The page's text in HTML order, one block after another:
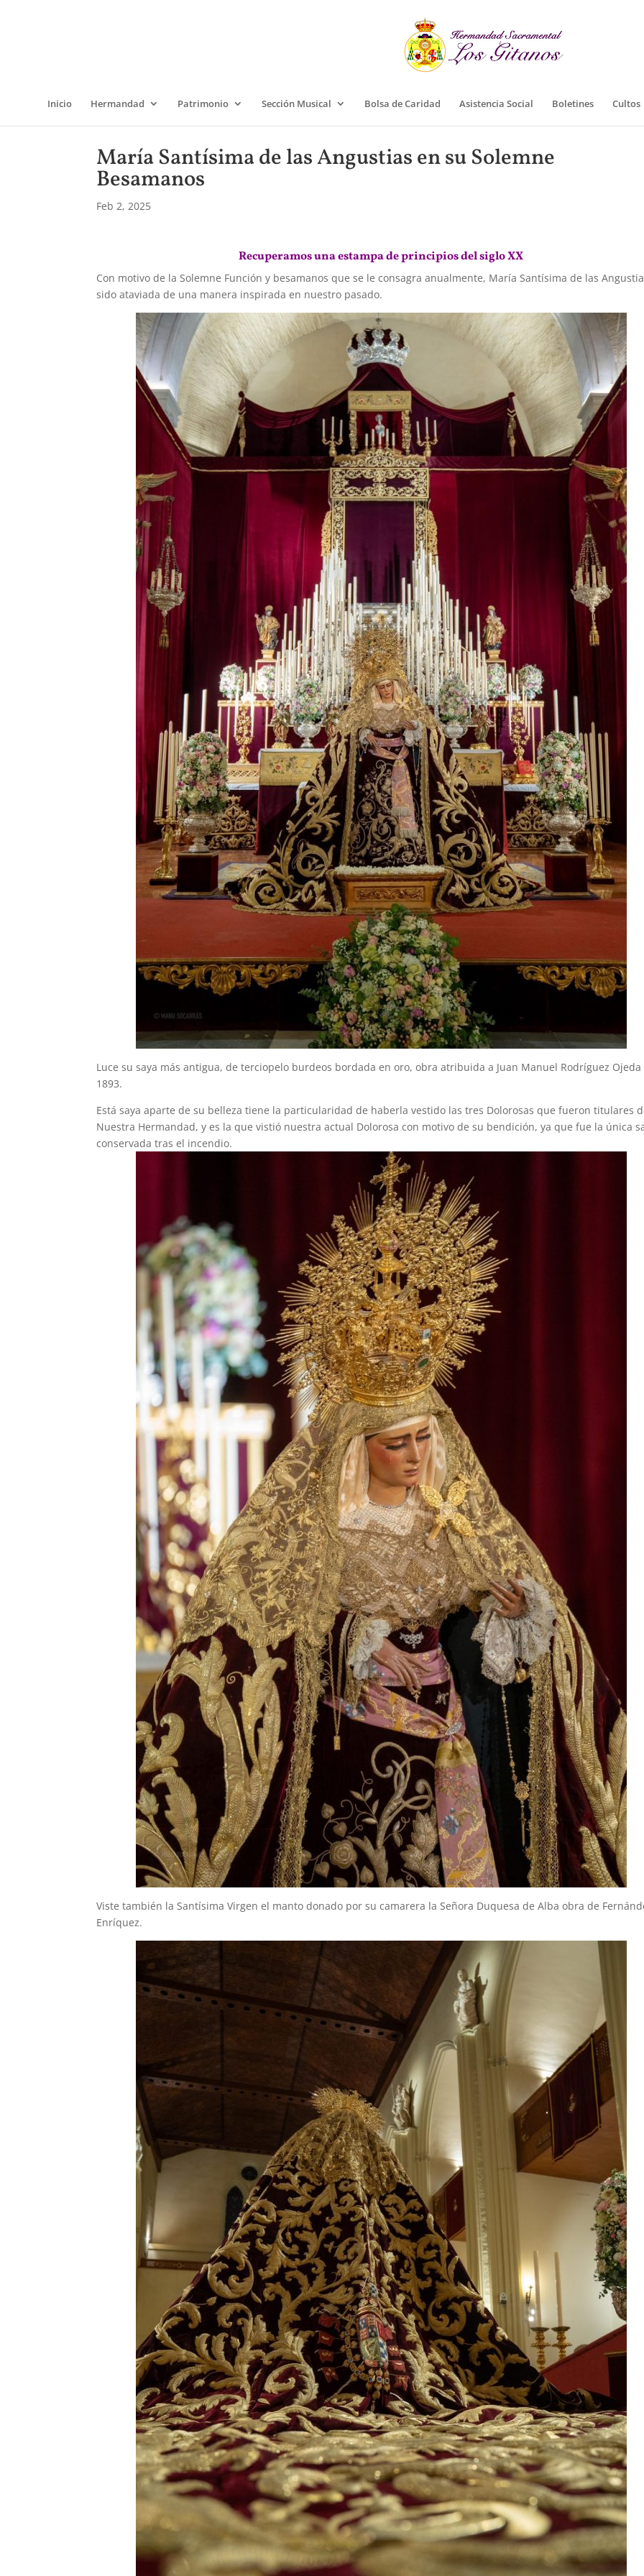
Inicio Hermandad Patrimonio Sección Musical Bolsa de Caridad Asistencia Social Boletines Cultos
María Santísima de las Angustias en su Solemne
Besamanos
Feb 2, 2025
Recuperamos una estampa de principios del siglo XX
Con motivo de la Solemne Función y besamanos que se le consagra anualmente, María Santísima de las
sido ataviada de una manera inspirada en nuestro pasado.
Luce su saya más antigua, de terciopelo burdeos bordada en oro, obra atribuida a Juan Manuel Rodríguez Ojeda
1893.
Está saya aparte de su belleza tiene la particularidad de haberla vestido lastres Dolorosas que fueron titulares
Nuestra Hermandad, y es la que vistió nuestra actual Dolorosa con motivo de su bendición, ya que fue la única
conservada tras el incendio.
Viste también la Santísima Virgen el manto donado por su camarera la Señora Duquesa de Alba obra de
Enríquez.